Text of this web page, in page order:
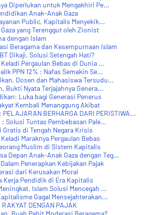
Diperlukan untuk Mengakhiri Pe...
Anak-Anak Gaza
Public, Kapitalis Menyekik...
yang Terenggut oleh Zionist
dengan Islam
Beragama dan Kesempurnaan Islam
Dikaji, Solusi Setengah Hati?
Pergaulan Bebas di Dunia ...
PPN 12% : Nafas Semakin Se...
Dosen dan Mahasiswa Tersudu...
Bukti Nyata Terjajahnya Genera...
Luka bagi Generasi Penerus
Kembali Menanggung Akibat
PELAJARAN BERHARGA DARI PERISTIWA...
Solusi Tuntas Pembebasan Pale...
Gratis di Tengah Negara Krisis
Maraknya Pergaulan Bebas
Muslim di Sistem Kapitalis
Depan Anak-Anak Gaza dengan Teg...
Penerapkan Kebijakan Pajak
dari Kerusakan Moral
Kerja Pendidik di Era Kapitalis
Islam Solusi Mencegah ...
Gagal Mensejahterakan...
DENGAN PAJAK
Buah Pahit Moderasi Beragama?